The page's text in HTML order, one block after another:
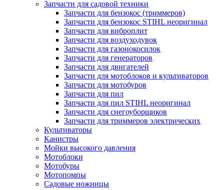
Запчасти для садовой техники
Запчасти для бензокос (триммеров)
Запчасти для бензокос STIHL неоригинал
Запчасти для виброплит
Запчасти для воздуходувок
Запчасти для газонокосилок
Запчасти для генераторов
Запчасти для двигателей
Запчасти для мотоблоков и культиваторов
Запчасти для мотобуров
Запчасти для пил
Запчасти для пил STIHL неоригинал
Запчасти для снегоуборщиков
Запчасти для триммеров электрических
Культиваторы
Канистры
Мойки высокого давления
Мотоблоки
Мотобуры
Мотопомпы
Садовые ножницы